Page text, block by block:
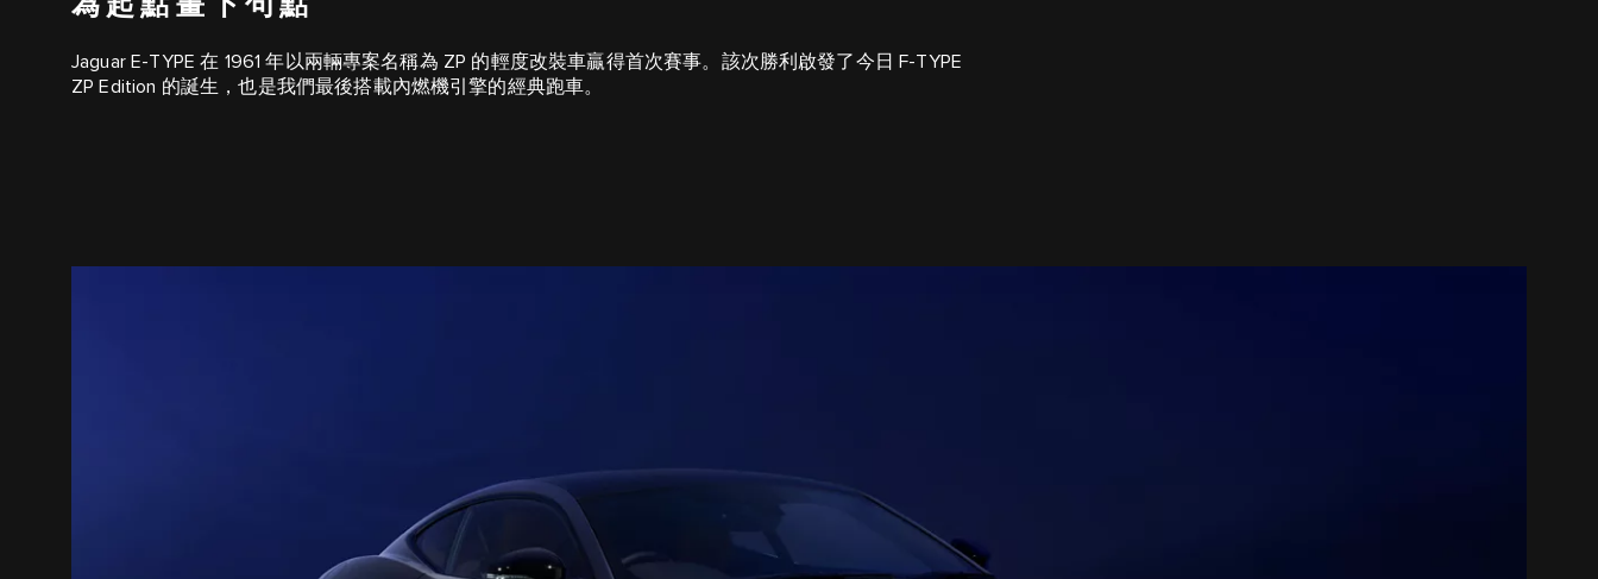
為起點畫下句點
Jaguar E-TYPE 在 1961 年以兩輛專案名稱為 ZP 的輕度改裝車贏得首次賽事。該次勝利啟發了今日 F-TYPE
ZP Edition 的誕生，也是我們最後搭載內燃機引擎的經典跑車。